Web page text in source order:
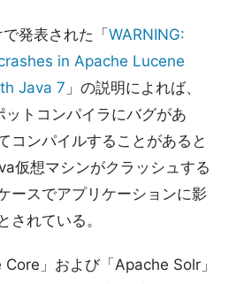
発表された「 WARNING:
in Apache Lucene
Java 7 」の説明によれば、
トコンパイラにバグがあ
コンパイルすることがあると
仮想マシンがクラッシュする
ースでアプリケーションに影
されている。
」および「Apache Solr」